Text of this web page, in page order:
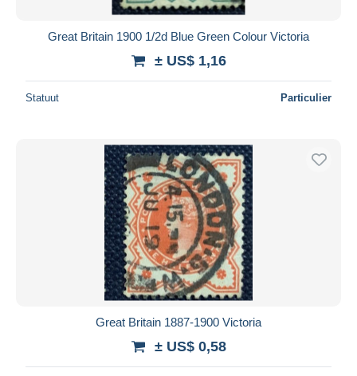
Great Britain 1900 1/2d Blue Green Colour Victoria
± US$ 1,16
Statuut Particulier
Great Britain 1887-1900 Victoria
± US$ 0,58